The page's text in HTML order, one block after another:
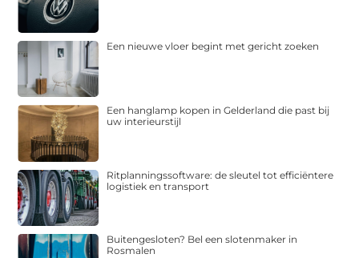
Een nieuwe vloer begint met gericht zoeken
Een hanglamp kopen in Gelderland die past bij
uw interieurstijl
Ritplanningssoftware: de sleutel tot efficiëntere
logistiek en transport
Buitengesloten? Bel een slotenmaker in
Rosmalen